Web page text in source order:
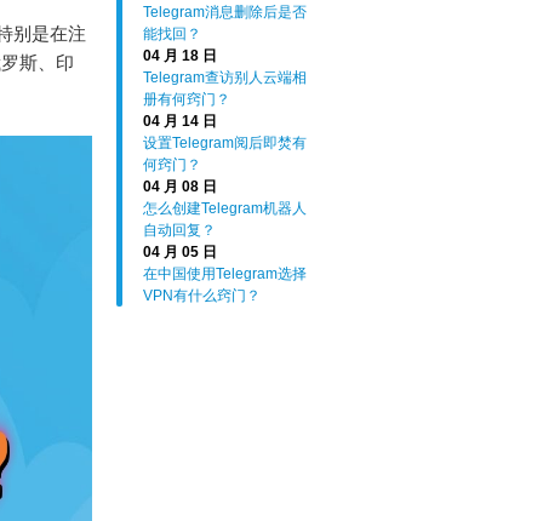
Telegram消息删除后是否
能找回？
04 月 18 日
Telegram查访别人云端相
册有何窍门？
04 月 14 日
设置Telegram阅后即焚有
何窍门？
04 月 08 日
怎么创建Telegram机器人
自动回复？
04 月 05 日
在中国使用Telegram选择
VPN有什么窍门？
别是在注
斯、印